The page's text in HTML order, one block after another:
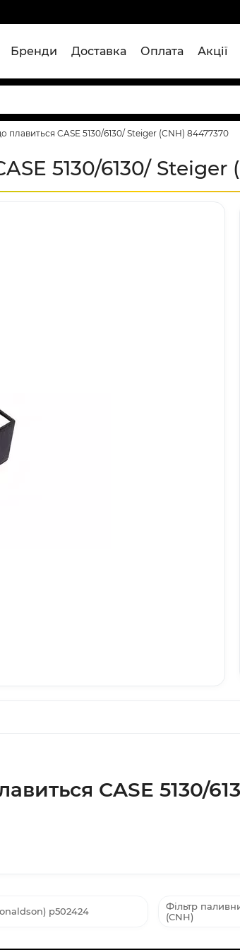
Бренди Доставка Оплата Акції
плавиться CASE 5130/6130/ Steiger (CNH) 84477370
5130/6130/ Steiger
CASE 5130/
p502424
Фільтр
(CNH)